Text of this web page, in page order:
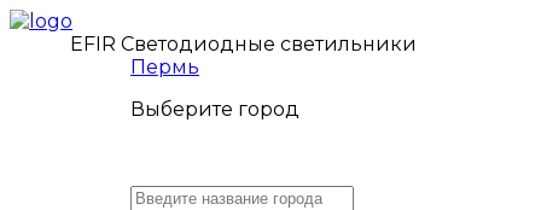
EFIR Светодиодные светильники
Пермь
Выберите город